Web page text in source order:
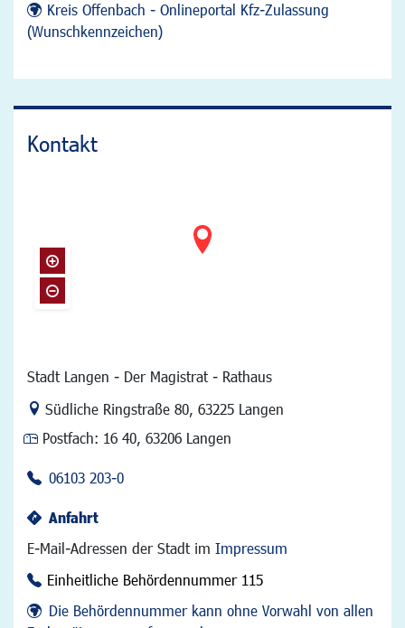
Kreis Offenbach - Onlineportal Kfz-Zulassung
(Wunschkennzeichen)
Kontakt
Stadt Langen - Der Magistrat - Rathaus
Link zur Google-Maps Navigation
Südliche Ringstraße 80, 63225 Langen
Postfach: 16 40, 63206 Langen
06103 203-0
Anfahrt
E-Mail-Adressen der Stadt im Impressum
Einheitliche Behördennummer 115
Die Behördennummer kann ohne Vorwahl von allen